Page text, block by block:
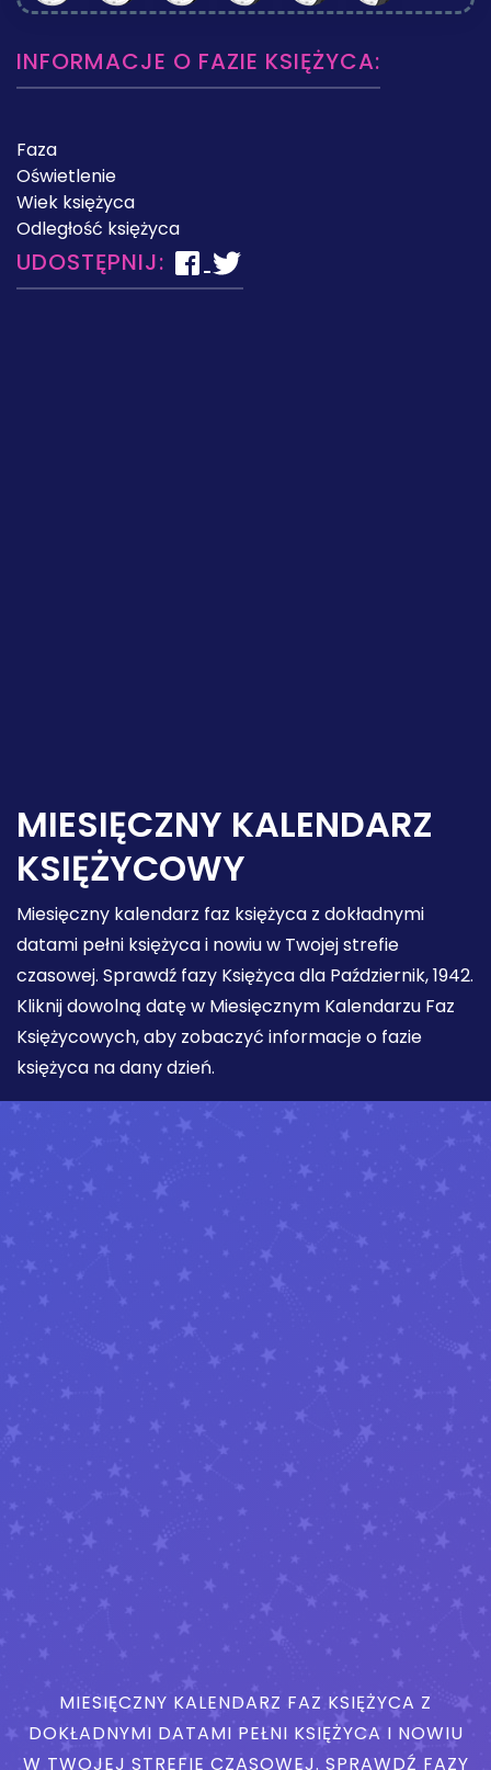
INFORMACJE O FAZIE KSIĘŻYCA:
Faza
Oświetlenie
Wiek księżyca
Odległość księżyca
UDOSTĘPNIJ:
MIESIĘCZNY KALENDARZ
KSIĘŻYCOWY
Miesięczny kalendarz faz księżyca z dokładnymi
datami pełni księżyca i nowiu w Twojej strefie
czasowej. Sprawdź fazy Księżyca dla Październik, 1942.
Kliknij dowolną datę w Miesięcznym Kalendarzu Faz
Księżycowych, aby zobaczyć informacje o fazie
księżyca na dany dzień.
MIESIĘCZNY KALENDARZ FAZ KSIĘŻYCA Z
DOKŁADNYMI DATAMI PEŁNI KSIĘŻYCA I NOWIU
W TWOJEJ STREFIE CZASOWEJ. SPRAWDŹ FAZY